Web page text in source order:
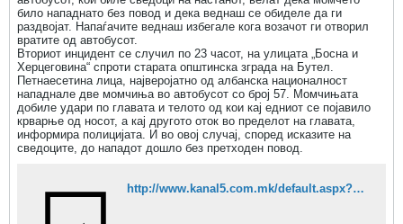
било нападнато без повод и дека веднаш се обиделе да ги
раздвојат. Напаѓачите веднаш избегале кога возачот ги отворил
вратите од автобусот.
Вториот инцидент се случил по 23 часот, на улицата „Босна и
Херцеговина“ спроти старата општинска зграда на Бутел.
Петнаесетина лица, најверојатно од албанска националност
нападнале две момчиња во автобусот со број 57. Момчињата
добиле удари по главата и телото од кои кај едниот се појавило
крварње од носот, а кај другото оток во пределот на главата,
информира полицијата. И во овој случај, според исказите на
сведоците, до нападот дошло без претходен повод.
http://www.kanal5.com.mk/default.aspx?mId=37&egId=13&eventId=87972